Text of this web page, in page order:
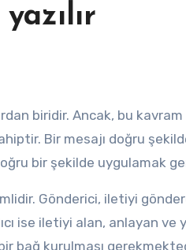
Bir mesajı doğru
bir şekilde uygulamak
Gönderici, iletiyi
ise iletiyi alan, anlayan
bağ kurulması